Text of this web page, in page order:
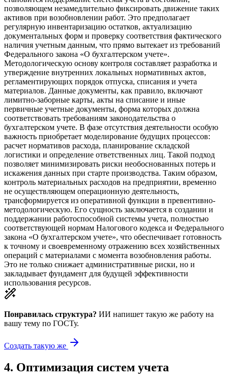
позволяющем незамедлительно фиксировать движение таких
активов при возобновлении работ. Это предполагает
регулярную инвентаризацию остатков, актуализацию
документальных форм и проверку соответствия фактического
наличия учетным данным, что прямо вытекает из требований
Федерального закона «О бухгалтерском учете».
Методологическую основу контроля составляет разработка и
утверждение внутренних локальных нормативных актов,
регламентирующих порядок отпуска, списания и учета
материалов. Данные документы, как правило, включают
лимитно-заборные карты, акты на списание и иные
первичные учетные документы, форма которых должна
соответствовать требованиям законодательства о
бухгалтерском учете. В фазе отсутствия деятельности особую
важность приобретает моделирование будущих процессов:
расчет нормативов расхода, планирование складской
логистики и определение ответственных лиц. Такой подход
позволяет минимизировать риски необоснованных потерь и
искажения данных при старте производства. Таким образом,
контроль материальных расходов на предприятии, временно
не осуществляющем операционную деятельность,
трансформируется из оперативной функции в превентивно-
методологическую. Его сущность заключается в создании и
поддержании работоспособной системы учета, полностью
соответствующей нормам Налогового кодекса и Федерального
закона «О бухгалтерском учете», что обеспечивает готовность
к точному и своевременному отражению всех хозяйственных
операций с материалами с момента возобновления работы.
Это не только снижает административные риски, но и
закладывает фундамент для будущей эффективности
использования ресурсов.
Понравилась структура? ИИ напишет такую же работу на
вашу тему по ГОСТу.
Создать такую же
4. Оптимизация систем учета